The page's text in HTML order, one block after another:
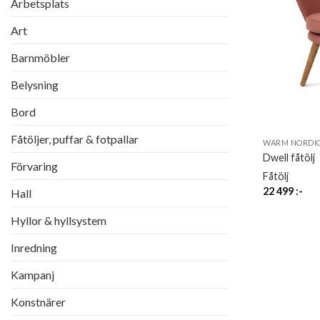
Arbetsplats
Art
Barnmöbler
Belysning
Bord
Fåtöljer, puffar & fotpallar
Förvaring
Hall
Hyllor & hyllsystem
Inredning
Kampanj
Konstnärer
WARM
Dwell fåtölj
Fåtölj
22 499 :-